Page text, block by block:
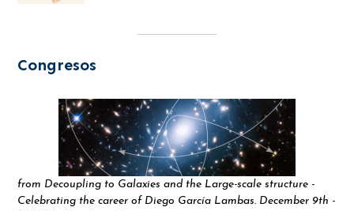
Congresos
from Decoupling to Galaxies and the Large-scale structure -
Celebrating the career of Diego García Lambas. December 9th -